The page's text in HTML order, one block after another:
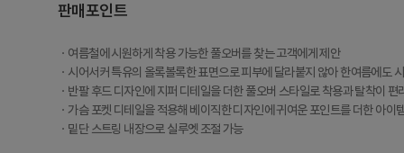
판매포인트
ㆍ여름철에 시원하게 착용 가능한 풀오버를 찾는 고객에게 제안
ㆍ시어서커 특유의 올록볼록한 표면으로 피부에 달라붙지 않아 한여름에도
ㆍ반팔 후드 디자인에 지퍼 디테일을 더한 풀오버 스타일로 착용과 탈착이
ㆍ가슴 포켓 디테일을 적용해 베이직한 디자인에 귀여운 포인트를 더한 아이
ㆍ밑단 스트링 내장으로 실루엣 조절 가능